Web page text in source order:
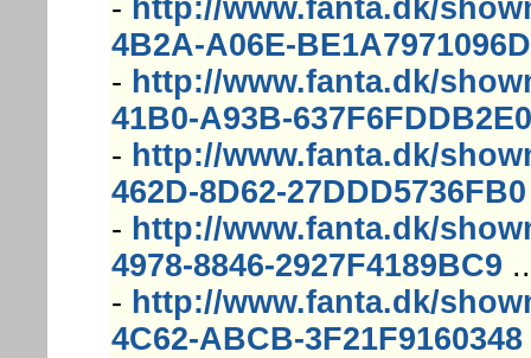
- http://www.fanta.dk/
4B2A-A06E-BE1A7971096D
- http://www.fanta.dk/
41B0-A93B-637F6FDDB2E0
- http://www.fanta.dk/
462D-8D62-27DDD5736FB0
- http://www.fanta.dk/
4978-8846-2927F4189BC9
- http://www.fanta.dk/
4C62-ABCB-3F21F9160348